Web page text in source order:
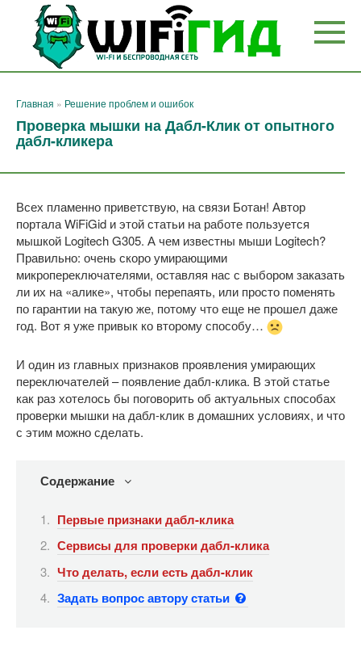
Перейти
контенту
Главная » Решение проблем и ошибок
Проверка мышки на Дабл-Клик от опытного
дабл-кликера
Всех пламенно приветствую, на связи Ботан! Автор
портала WiFiGid и этой статьи на работе пользуется
мышкой Logitech G305. А чем известны мыши Logitech?
Правильно: очень скоро умирающими
микропереключателями, оставляя нас с выбором заказать
ли их на «алике», чтобы перепаять, или просто поменять
по гарантии на такую же, потому что еще не прошел даже
год. Вот я уже привык ко второму способу…
И один из главных признаков проявления умирающих
переключателей – появление дабл-клика. В этой статье
как раз хотелось бы поговорить об актуальных способах
проверки мышки на дабл-клик в домашних условиях, и что
с этим можно сделать.
Содержание
Первые признаки дабл-клика
Сервисы для проверки дабл-клика
Что делать, если есть дабл-клик
Задать вопрос автору статьи